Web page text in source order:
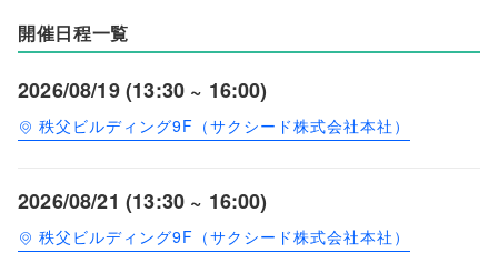
開催日程一覧
2026/08/19 (13:30 ~ 16:00)
秩父ビルディング9F（サクシード株式会社本社）
2026/08/21 (13:30 ~ 16:00)
秩父ビルディング9F（サクシード株式会社本社）